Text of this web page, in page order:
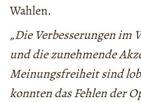
Wahlen.
„Die Verbesserungen im
und die zunehmende
Meinungsfreiheit sind
konnten das Fehlen der